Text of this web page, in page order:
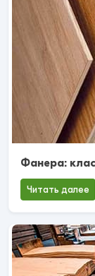
Фанера:
Читать далее